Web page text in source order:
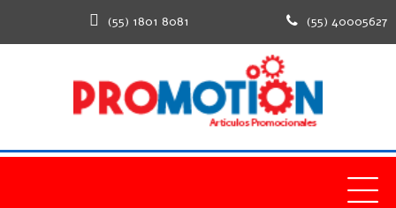
(55) 1801 8081 (55) 40005627